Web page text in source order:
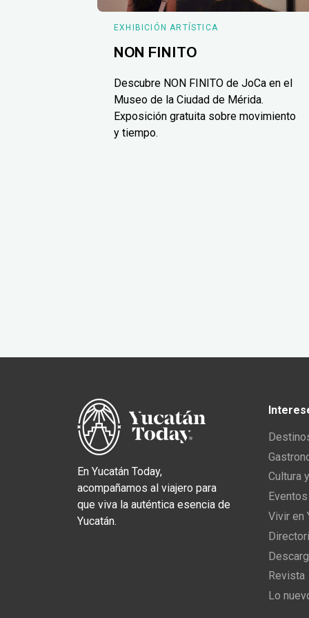
EXHIBICIÓN ARTÍSTICA
NON FINITO
Descubre NON FINITO de JoCa en el
Museo de la Ciudad de Mérida.
Exposición gratuita sobre movimiento
y tiempo.
En Yucatán Today,
acompañamos al viajero para
que viva la auténtica esencia de
Yucatán.
Cultura
Vivir en
Revista
Lo